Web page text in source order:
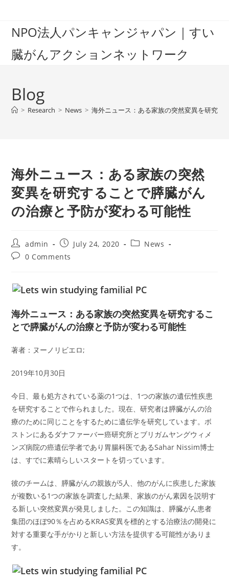
contentNPO法人パンキャンジャパン｜すい
臓がんアクションネットワーク
Blog
> Research > News > 海外ニュース：ある家族の突然変異を研究
海外ニュース：ある家族の突然
変異を研究することで膵臓がん
の治療と予防が変わる可能性
Post
author:
admin
Post
published:
July 24, 2020
PostNews
Post0 Comments
海外ニュース：ある家族の突然変異を研究するこ
とで膵臓がんの治療と予防が変わる可能性
著者：ヌーノリビエロ;
2019年10月30日
今日、最も処方されている薬の1つは、1つの家族の遺伝性疾患
を研究することで作られました。現在、研究者は膵臓がんの治
療のために同じことをするために遺伝学を研究しています。ボ
ストンにあるダナファーバー癌研究所とブリガムヤングウィメ
ンズ病院の癌遺伝学者であり胃腸科医であるSahar Nissim博士
は、すでに素晴らしいスタートを切っています。
彼のチームは、膵臓がんの親族が5人、他のがんに疾患した家族
が複数いる1つの家族を調査した結果、家族のがん素因を説明す
る新しい突然変異が発見しました。この知識は、膵臓がん患者
集団のほぼ90％を占めるKRAS変異を標的とする治療法の開発に
対する重要な手がかりと新しい方法を提供する可能性がありま
す。